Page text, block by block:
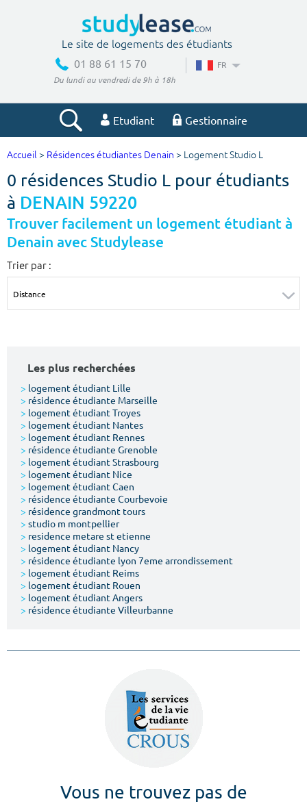
Le site de logements des étudiants
01 88 61 15 70
Du lundi au vendredi de 9h à 18h
FR
Etudiant Gestionnaire
Votre recherche
Ville, école
Type de location
Votre date d'entrée
Accueil > Résidences étudiantes Denain > Logement Studio L
0 résidences Studio L pour étudiants
à DENAIN 59220
Trouver facilement un logement étudiant à
Denain avec Studylease
Trier par :
Les plus recherchées
> logement étudiant Lille
> résidence étudiante Marseille
> logement étudiant Troyes
> logement étudiant Nantes
> logement étudiant Rennes
> résidence étudiante Grenoble
> logement étudiant Strasbourg
> logement étudiant Nice
> logement étudiant Caen
> résidence étudiante Courbevoie
> résidence grandmont tours
> studio m montpellier
> residence metare st etienne
> logement étudiant Nancy
> résidence étudiante lyon 7eme arrondissement
> logement étudiant Reims
> logement étudiant Rouen
> logement étudiant Angers
> résidence étudiante Villeurbanne
Vous ne trouvez pas de